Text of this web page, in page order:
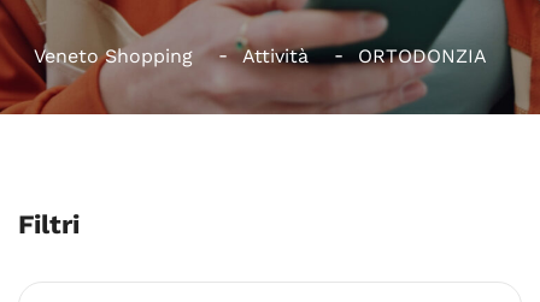
Veneto Shopping Attività ORTODONZIA
Filtri